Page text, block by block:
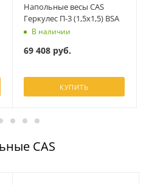
Напольные весы CAS
Геркулес П-3 (1,5х1,5) BSA
В наличии
69 408руб.
КУПИТЬ
CAS